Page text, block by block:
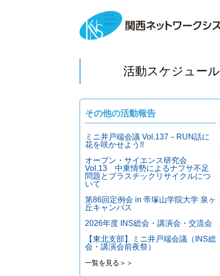
活動スケジュール
その他の活動報告
ミニ井戸端会議 Vol.137－RUN話に
花を咲かせよう!!
オープン・サイエンス研究会
Vol.13 中東情勢によるナフサ不足
問題とプラスチックリサイクルにつ
いて
第86回定例会 in 帝塚山学院大学 泉ヶ
丘キャンパス
2026年度 INS総会・講演会・交流会
【東北支部】ミニ井戸端会議（INS総
会・講演会前夜祭）
一覧を見る＞＞